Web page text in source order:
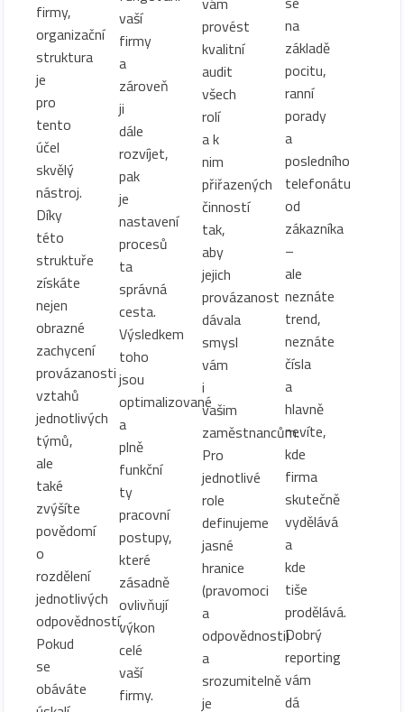
firmy,
organizační
struktura
je
pro
tento
účel
skvělý
nástroj.
Díky
této
struktuře
získáte
nejen
obrazné
zachycení
provázanosti
vztahů
jednotlivých
týmů,
ale
také
zvýšíte
povědomí
o
rozdělení
jednotlivých
odpovědností.
Pokud
se
obáváte
vaší
firmy
a
zároveň
ji
dále
rozvíjet,
pak
je
nastavení
procesů
ta
správná
cesta.
Výsledkem
toho
jsou
optimalizované
a
plně
funkční
ty
pracovní
postupy,
které
zásadně
ovlivňují
výkon
celé
vaší
firmy.
provést
kvalitní
audit
všech
rolí
a k
nim
přiřazených
činností
tak,
aby
jejich
provázanost
dávala
smysl
vám
i
vašim
zaměstnancům.
Pro
jednotlivé
role
definujeme
jasné
hranice
(pravomoci
a
odpovědnosti)
a
srozumitelně
je
na
základě
pocitu,
ranní
porady
a
posledního
telefonátu
od
zákazníka
–
ale
neznáte
trend,
neznáte
čísla
a
hlavně
nevíte,
kde
firma
skutečně
vydělává
a
kde
tiše
prodělává.
Dobrý
reporting
vám
dá